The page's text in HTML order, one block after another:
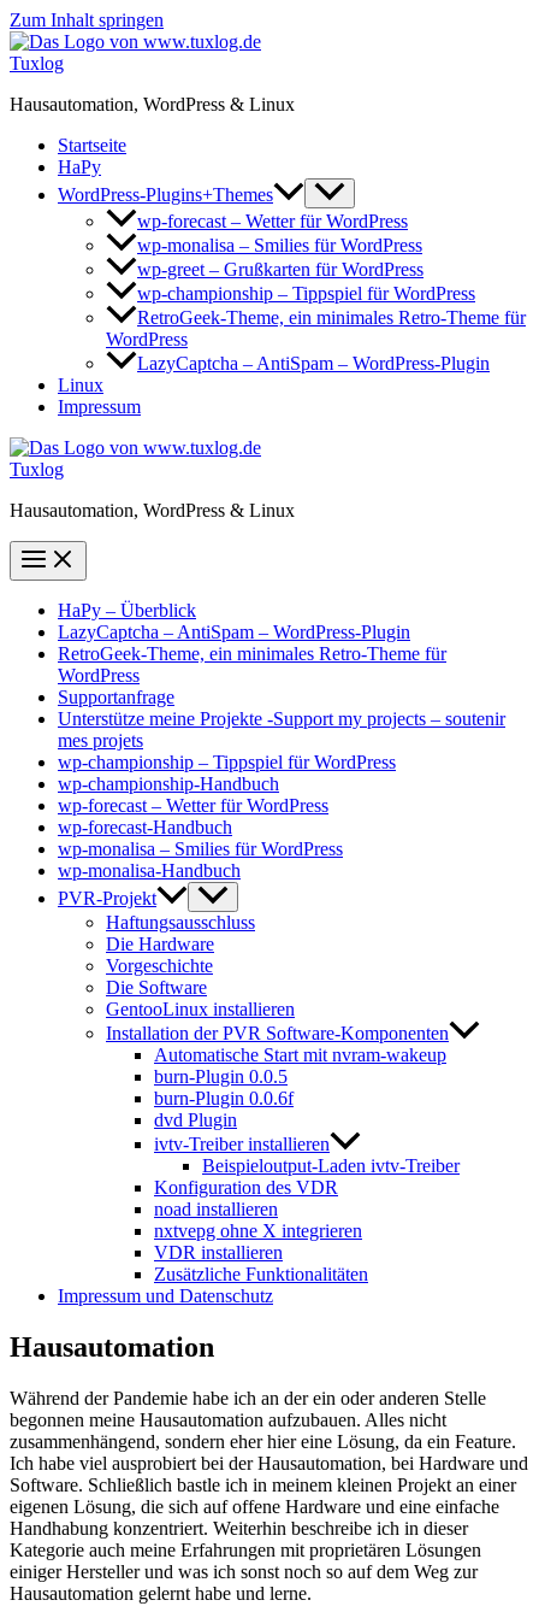
Zum Inhalt springen
Tuxlog
Hausautomation, WordPress & Linux
Startseite
HaPy
WordPress-Plugins+Themes
wp-forecast – Wetter für WordPress
wp-monalisa – Smilies für WordPress
wp-greet – Grußkarten für WordPress
wp-championship – Tippspiel für WordPress
RetroGeek-Theme, ein minimales Retro-Theme für
WordPress
LazyCaptcha – AntiSpam – WordPress-Plugin
Linux
Impressum
Tuxlog
Hausautomation, WordPress & Linux
HaPy – Überblick
LazyCaptcha – AntiSpam – WordPress-Plugin
RetroGeek-Theme, ein minimales Retro-Theme für
WordPress
Supportanfrage
Unterstütze meine Projekte -Support my projects – soutenir
mes projets
wp-championship – Tippspiel für WordPress
wp-championship-Handbuch
wp-forecast – Wetter für WordPress
wp-forecast-Handbuch
wp-monalisa – Smilies für WordPress
wp-monalisa-Handbuch
PVR-Projekt
Haftungsausschluss
Die Hardware
Vorgeschichte
Die Software
GentooLinux installieren
Installation der PVR Software-Komponenten
Automatische Start mit nvram-wakeup
burn-Plugin 0.0.5
burn-Plugin 0.0.6f
dvd Plugin
ivtv-Treiber installieren
Beispieloutput-Laden ivtv-Treiber
Konfiguration des VDR
noad installieren
nxtvepg ohne X integrieren
VDR installieren
Zusätzliche Funktionalitäten
Impressum und Datenschutz
Hausautomation
Während der Pandemie habe ich an der ein oder anderen Stelle
begonnen meine Hausautomation aufzubauen. Alles nicht
zusammenhängend, sondern eher hier eine Lösung, da ein Feature.
Ich habe viel ausprobiert bei der Hausautomation, bei Hardware und
Software. Schließlich bastle ich in meinem kleinen Projekt an einer
eigenen Lösung, die sich auf offene Hardware und eine einfache
Handhabung konzentriert. Weiterhin beschreibe ich in dieser
Kategorie auch meine Erfahrungen mit proprietären Lösungen
einiger Hersteller und was ich sonst noch so auf dem Weg zur
Hausautomation gelernt habe und lerne.